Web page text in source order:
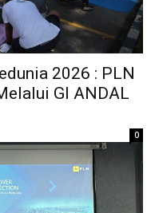
2026 : PLN
GI ANDAL
0